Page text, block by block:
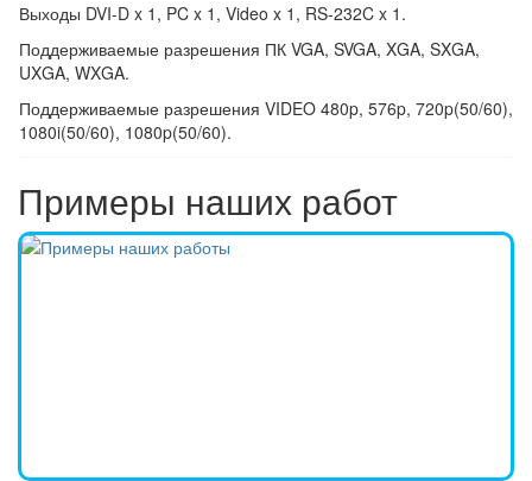
Выходы DVI-D x 1, PC x 1, Video x 1, RS-232C x 1.
Поддерживаемые разрешения ПК VGA, SVGA, XGA, SXGA,
UXGA, WXGA.
Поддерживаемые разрешения VIDEO 480p, 576p, 720p(50/60),
1080i(50/60), 1080p(50/60).
Примеры наших работ